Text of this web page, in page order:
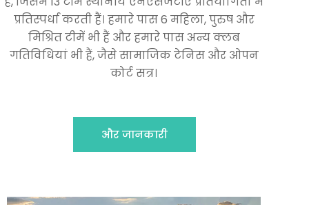
प्रतिस्पर्धा करती हैं। हमारे पास 6 महिला, पुरुष और
मिश्रित टीमें भी हैं और हमारे पास अन्य क्लब
गतिविधियां भी हैं, जैसे सामाजिक टेनिस और ओपन
कोर्ट सत्र।
और जानकारी